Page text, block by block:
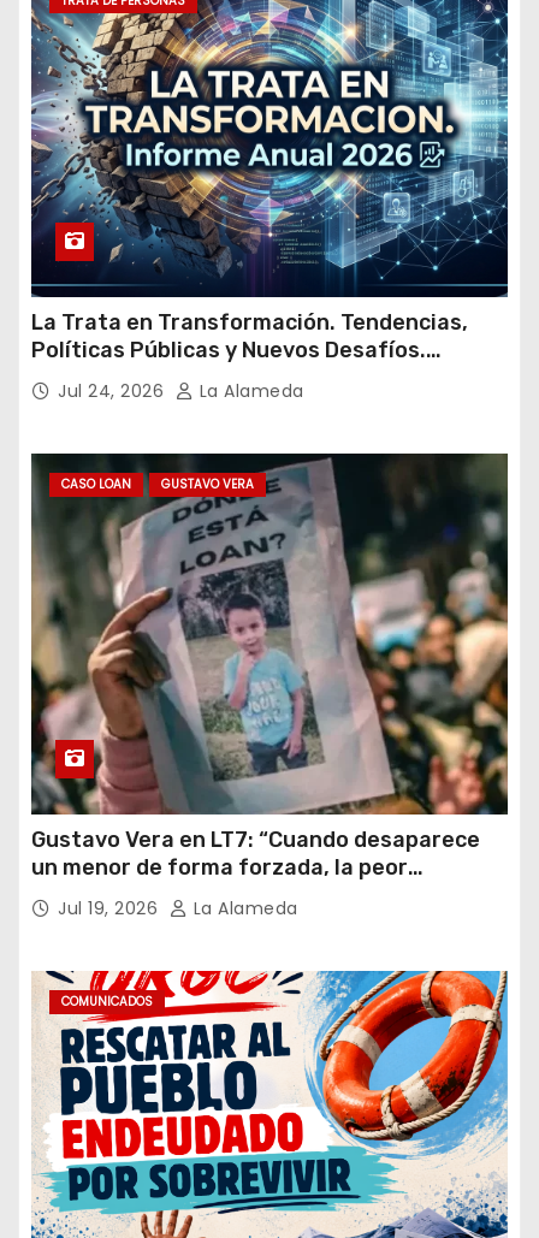
i
La Trata en Transformación. Tendencias,
Políticas Públicas y Nuevos Desafíos.
Argentina y el Mundo – Julio 2026
Jul 24, 2026 La Alameda
CASO LOAN GUSTAVO VERA
Gustavo Vera en LT7: “Cuando desaparece
un menor de forma forzada, la peor
hipótesis es trata, y así debe seguir
caratulado el caso Loan”
Jul 19, 2026 La Alameda
COMUNICADOS